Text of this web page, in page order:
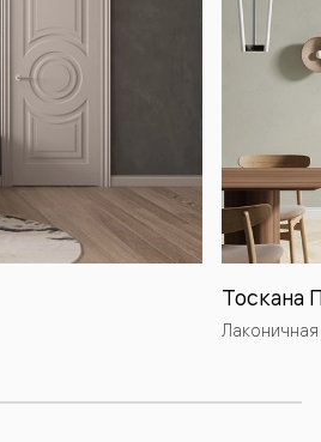
Тоскана
Лаконичная